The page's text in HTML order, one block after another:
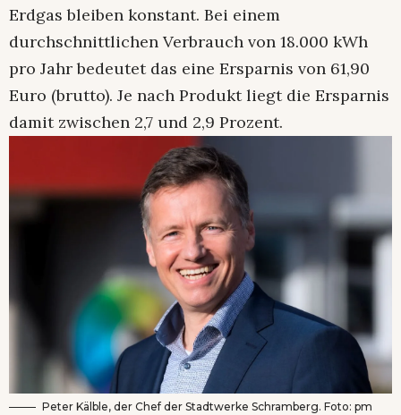
Erdgas bleiben konstant. Bei einem
durchschnittlichen Verbrauch von 18.000 kWh
pro Jahr bedeutet das eine Ersparnis von 61,90
Euro (brutto). Je nach Produkt liegt die Ersparnis
damit zwischen 2,7 und 2,9 Prozent.
Peter Kälble, der Chef der Stadtwerke Schramberg. Foto: pm